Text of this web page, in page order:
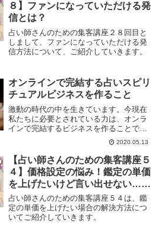
８】ファンになっていただける発
信とは？
占い師さんのための集客講座２８回目と
しまして、ファンになっていただける発
信方法について、ご紹介していきます。
オンラインで完結する占いスピリ
チュアルビジネスを作ること
激動の時代の中を生きています。今現在
私たちに必要とされている力は、オンラ
インで完結するビジネスを作ることで
す。オンラインで占いスピリチュアルビ
ジネスを作っていく事について解説して
いきます。
2020.05.13
【占い師さんのための集客講座５
４】価格設定の悩み！鑑定の単価
を上げたいけど言い出せない…の
解決方法
占い師さんのための集客講座５４は、鑑
定の単価を上げたい場合の解決方法につ
いてご紹介していきます。